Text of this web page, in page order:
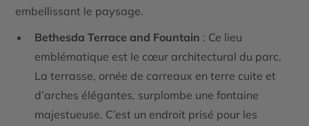
embellissant le paysage.
Bethesda Terrace and Fountain : Ce lieu
emblématique est le cœur architectural du parc.
La terrasse, ornée de carreaux en terre cuite et
d’arches élégantes, surplombe une fontaine
majestueuse. C’est un endroit prisé pour les